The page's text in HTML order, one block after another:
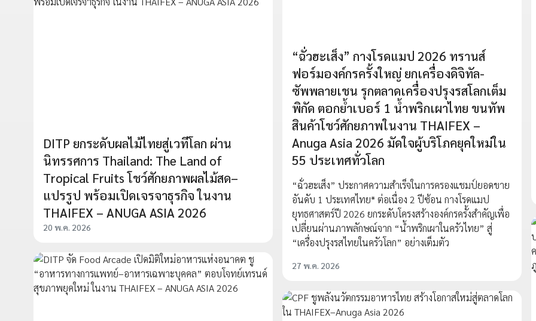
“ฉั่วฮะเส็ง” กางโรดแมป 2026 ทรานส์
ฟอร์มองค์กรครั้งใหญ่ ยกเครื่องดิจิทัล-
ซัพพลายเชน รุกตลาดเครื่องปรุงรสโลกเต็ม
พิกัด ตอกย้ำเบอร์ 1 น้ำพริกเผาไทย ขนทัพ
สินค้าโชว์ศักยภาพในงาน THAIFEX –
Anuga Asia 2026 มัดใจผู้บริโภคยุคใหม่ใน
55 ประเทศทั่วโลก
“ฉั่วฮะเส็ง” ประกาศความสำเร็จในการครองแชมป์ยอดขาย
อันดับ 1 ประเทศไทย* ต่อเนื่อง 2 ปีซ้อน กางโรดแมป
ยุทธศาสตร์ปี 2026 ยกระดับโครงสร้างองค์กรครั้งสำคัญเพื่อ
เปลี่ยนผ่านภาพลักษณ์จาก “น้ำพริกเผาในครัวไทย” สู่
“เครื่องปรุงรสไทยในครัวโลก” อย่างเต็มตัว
27 พ.ค. 2026
DITP ยกระดับผลไม้ไทยสู่เวทีโลก ผ่าน
นิทรรศการ Thailand: The Land of
Tropical Fruits โชว์ศักยภาพผลไม้สด–
แปรรูป พร้อมเปิดเจรจาธุรกิจ ในงาน
THAIFEX – ANUGA ASIA 2026
20 พ.ค. 2026